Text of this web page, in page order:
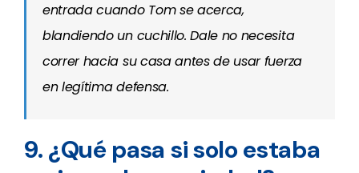
entrada cuando Tom se acerca,
blandiendo un cuchillo. Dale no necesita
correr hacia su casa antes de usar fuerza
en legítima defensa.
9. ¿Qué pasa si solo estaba